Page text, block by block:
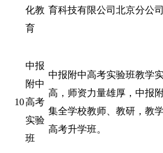
化教
育
育科技有限公司北京分公
10
中报
附中
高考
实验
班
中报附中高考实验班教学
高，师资力量雄厚，中报
集全学校教师、教研，教
高考升学班。